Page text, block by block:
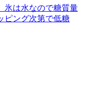
氷は水なので糖質量
ピング次第で低糖